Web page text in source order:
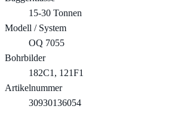
15-30 Tonnen
Modell / System
OQ 7055
Bohrbilder
182C1, 121F1
Artikelnummer
30930136054